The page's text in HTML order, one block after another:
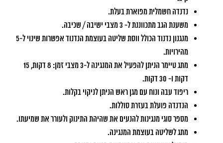
נדנדה חשמלית מפוארת בעלת.
משענת הגב מתכווננת ל- 3 מצבי ישיבה / שכיבה.
מנגנון נדנוד הכולל ווסת שליטה בעוצמת הנדנוד אפשרות שינוי ל-5
מהירויות.
מתג טיימר הניתן להפעיל את המנגינה ל-3 מצבי זמן: 8 דקות, 15
דקות ו- 30 דקות.
ריפוד עבה ונוח עם מגן ראש הניתן לניקוי בקלות.
הנדנדה פועלת בעזרת סוללות.
מספר סוגי מנגינות להנעים את שהיהת התינוק ולעורר את שמיעתו.
מתג לשליטה בעוצמת המנגינה.